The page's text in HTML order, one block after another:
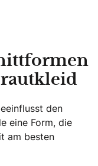
den
eine Form, die
am besten